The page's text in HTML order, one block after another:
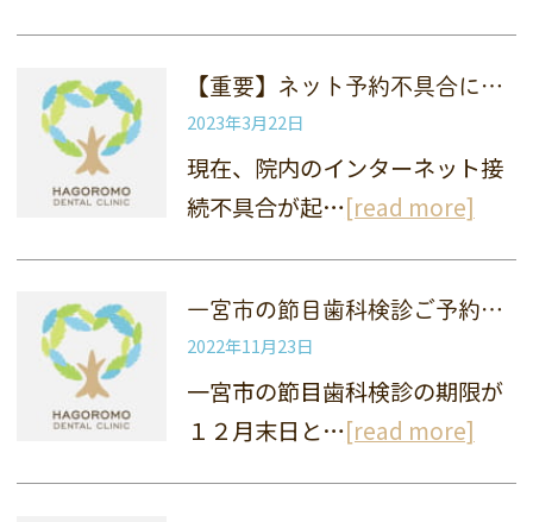
【重要】ネット予約不具合について（3月22日）
2023年3月22日
現在、院内のインターネット接
続不具合が起…[read more]
一宮市の節目歯科検診ご予約について
2022年11月23日
一宮市の節目歯科検診の期限が
１２月末日と…[read more]